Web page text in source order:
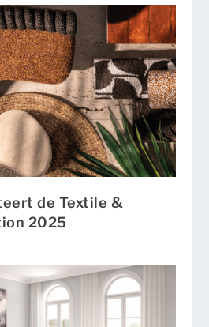
de Textile &
2025